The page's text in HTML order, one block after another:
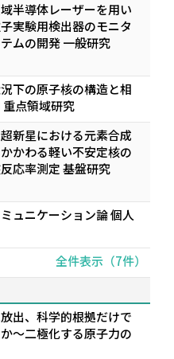
半導体レーザーを用い
実験用検出器のモニタ
ムの開発 一般研究
下の原子核の構造と相
重点領域研究
新星における元素合成
かわる軽い不安定核の
応率測定 基盤研究
ュニケーション論 個人
全件表示（7件）
出、科学的根拠だけで
〜二極化する原子力の